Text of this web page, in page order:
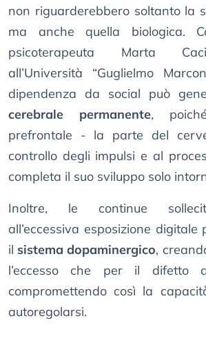
non riguarderebbero soltanto la
ma anche quella biologica.
psicoterapeuta Marta
all’Università “Guglielmo
dipendenza da social può
cerebrale permanente,
prefrontale - la parte del
controllo degli impulsi e al
completa il suo sviluppo solo
Inoltre, le continue
all’eccessiva esposizione digitale
il sistema dopaminergico,
l’eccesso che per il difetto
compromettendo così la
autoregolarsi.